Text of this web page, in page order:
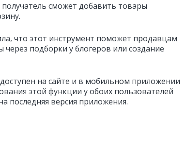
сможет добавить товары
что этот инструмент поможет продавцам
через подборки у блогеров или создание
на сайте и в мобильном приложении
этой функции у обоих пользователей
последняя версия приложения.